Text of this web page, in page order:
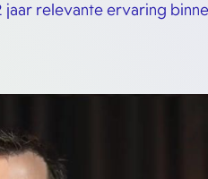
relevante ervaring